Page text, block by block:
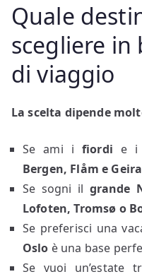
Quale
scegliere in
di viaggio
La scelta dipende
Se ami i fiordi e i
Bergen, Flåm e
Se sogni il grande
Lofoten, Tromsø o
Se preferisci una
Oslo è una base
Se vuoi un’estate